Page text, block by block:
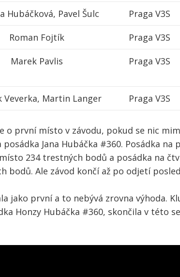
Hubáčková, Pavel Šulc Praga V3S
Roman Fojtík Praga V3S
Marek Pavlis Praga V3S
Veverka, Martin Langer Praga V3S
o první místo v závodu, pokud se nic
Jana Hubáčka #360. Posádka
234 trestných bodů a posádka na
bodů. Ale závod končí až po odjetí
jako první a to nebývá zrovna výhoda.
Honzy Hubáčka #360, skončila v této